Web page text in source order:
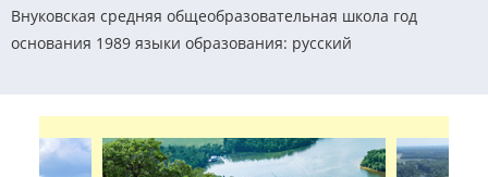
Внуковская средняя общеобразовательная школа год
основания 1989 языки образования: русский